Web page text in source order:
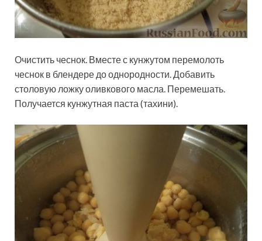
Очистить чеснок. Вместе с кунжутом перемолоть
чеснок в блендере до однородности. Добавить
столовую ложку оливкового масла. Перемешать.
Получается кунжутная паста (тахини).